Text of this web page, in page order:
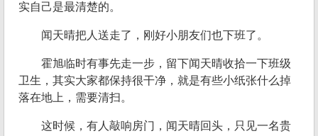
实自己是最清楚的。
闻天晴把人送走了，刚好小朋友们也下班了。
霍旭临时有事先走一步，留下闻天晴收拾一下班级
卫生，其实大家都保持很干净，就是有些小纸张什么掉
落在地上，需要清扫。
这时候，有人敲响房门，闻天晴回头，只见一名贵